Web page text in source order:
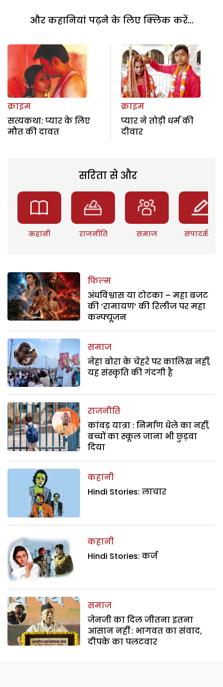
और कहानियां पढ़ने के लिए क्लिक करें...
क्राइम
सत्यकथा: प्यार के लिए
मौत की दावत
क्राइम
प्यार ने तोड़ी धर्म की
दीवार
सरिता से और
कहानी राजनीति समाज संपादकीय
फिल्म
अंधविश्वास या टोटका – महा बजट
की ‘रामायण’ की रिलीज पर महा
कन्फ्यूजन
समाज
नेहा बोरा के चेहरे पर कालिख नहीं,
यह संस्कृति की गंदगी है
राजनीति
कांवड़ यात्रा : निर्माण धेले का नहीं,
बच्चों का स्कूल जाना भी छुड़वा
दिया
कहानी
Hindi Stories: लाचार
कहानी
Hindi Stories: कर्ज
समाज
जेनजी का दिल जीतना इतना
आसान नहीं : भागवत का संवाद,
दीपके का पलटवार